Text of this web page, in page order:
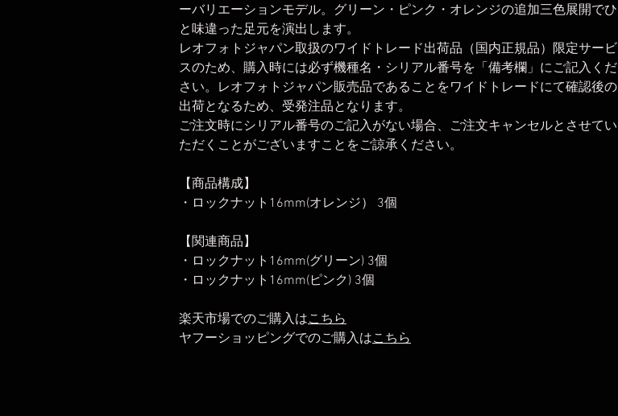
ーバリエーションモデル。グリーン・ピンク・オレンジの追加三色展開でひ
と味違った足元を演出します。
レオフォトジャパン取扱のワイドトレード出荷品（国内正規品）限定サービ
スのため、購入時には必ず機種名・シリアル番号を「備考欄」にご記入くだ
さい。レオフォトジャパン販売品であることをワイドトレードにて確認後の
出荷となるため、受発注品となります。
ご注文時にシリアル番号のご記入がない場合、ご注文キャンセルとさせてい
ただくことがございますことをご諒承ください。
【商品構成】
・ロックナット16mm(オレンジ） 3個
【関連商品】
・ロックナット16mm(グリーン) 3個
・ロックナット16mm(ピンク) 3個
楽天市場でのご購入はこちら
ヤフーショッピングでのご購入はこちら